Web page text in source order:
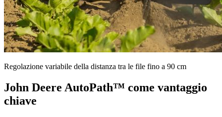
Regolazione variabile della distanza tra le file fino a 90 cm
John Deere AutoPath™ come vantaggio
chiave